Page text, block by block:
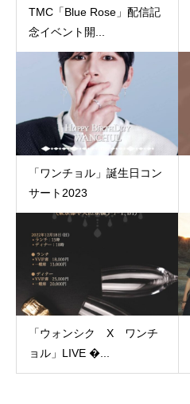
TMC「Blue Rose」配信記
念イベント開...
「ワンチョル」誕生日コン
サート2023
「ウォンシク X ワンチ
ョル」LIVE �...